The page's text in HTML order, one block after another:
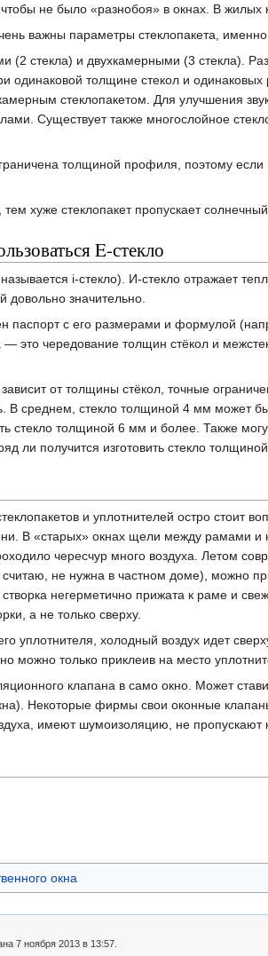
не было «разнобоя» в окнах. В жилых
важны параметры стеклопакета,
(2 стекла) и двухкамерными (3 стекла).
одинаковой толщине стекол и
стеклопакетом. Для улучшения
Существует также многослойное
толщиной профиля, поэтому если
хуже стеклопакет пропускает солнечный
E-стекло
i-стекло). И-стекло отражает
значительно.
паспорт с его размерами и формулой
— это чередование толщин стёкол и
от толщины стёкол, точные
В среднем, стекло толщиной 4 мм
стекло толщиной 6 мм и более. Также
ли получится изготовить стекло
и уплотнителей остро стоит
В «старых» окнах щели между рамами и
чересчур много воздуха. Летом
не нужна в частном доме), можно
негерметично прижата к раме и
а не только сверху.
уплотнителя, холодный воздух идет
можно только приклеив на место
клапана в само окно. Может
Некоторые фирмы свои оконные
имеют шумоизоляцию, не
окна
7 ноября 2013 в 13:57.